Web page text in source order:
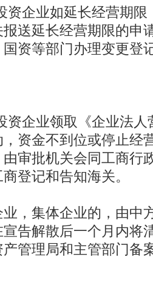
资企业如延长经营期
送延长经营期限的申
资等部门办理变更登
资企业领取《企业法
资金不到位或停止经
审批机关会同工商行
登记和告知海关。
集体企业的，由中
告解散后一个月内将
管理局和主管部门备